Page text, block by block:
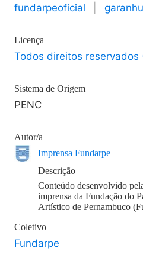
fundarpeoficial
Licença
Todos direitos reservados
Sistema de Origem
PENC
Autor/a
Imprensa Fundarpe
Descrição
Conteúdo desenvolvido
imprensa da Fundação do
Artístico de Pernambuco
Coletivo
Fundarpe